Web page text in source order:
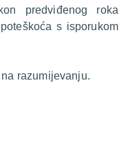
predviđenog roka
s isporukom
razumijevanju.